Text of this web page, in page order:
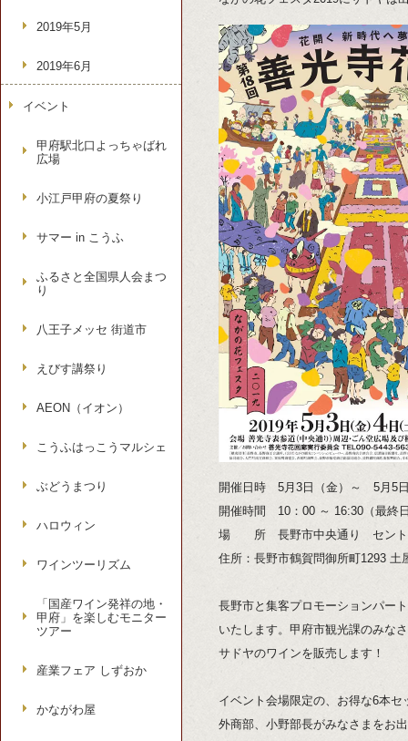
開催日時 5月3日（金）～ 5月5
開催時間 10：00 ～ 16:30（最終
場 所 長野市中央通り セントラ
住所：長野市鶴賀問御所町1293
長野市と集客プロモーションパー
いたします。甲府市観光課のみな
サドヤのワインを販売します！
イベント会場限定の、お得な6本
外商部、小野部長がみなさまをお
2019年5月
2019年6月
イベント
甲府駅北口よっちゃばれ
広場
小江戸甲府の夏祭り
サマー in こうふ
ふるさと全国県人会まつ
り
八王子メッセ 街道市
えびす講祭り
AEON（イオン）
こうふはっこうマルシェ
ぶどうまつり
ハロウィン
ワインツーリズム
「国産ワイン発祥の地・
甲府」を楽しむモニター
ツアー
産業フェア しずおか
かながわ屋